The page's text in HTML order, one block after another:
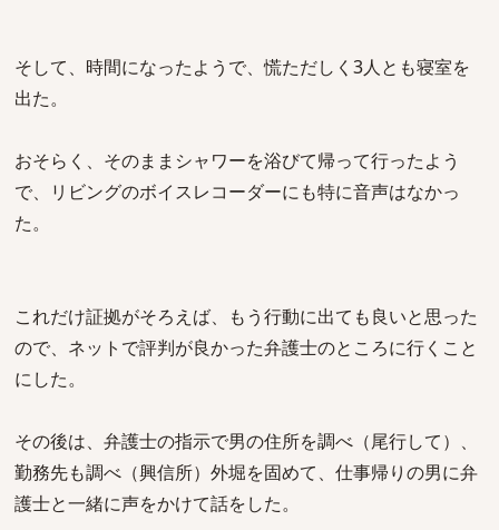
そして、時間になったようで、慌ただしく3人とも寝室を
出た。
おそらく、そのままシャワーを浴びて帰って行ったよう
で、リビングのボイスレコーダーにも特に音声はなかっ
た。
これだけ証拠がそろえば、もう行動に出ても良いと思った
ので、ネットで評判が良かった弁護士のところに行くこと
にした。
その後は、弁護士の指示で男の住所を調べ（尾行して）、
勤務先も調べ（興信所）外堀を固めて、仕事帰りの男に弁
護士と一緒に声をかけて話をした。